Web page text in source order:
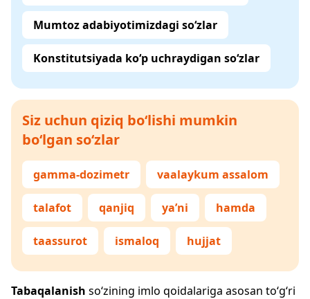
Mumtoz adabiyotimizdagi so‘zlar
Konstitutsiyada ko‘p uchraydigan so‘zlar
Siz uchun qiziq bo‘lishi mumkin
bo‘lgan so‘zlar
gamma-dozimetr vaalaykum assalom
talafot qanjiq ya’ni hamda
taassurot ismaloq hujjat
Tabaqalanish so‘zining imlo qoidalariga asosan to‘g‘ri